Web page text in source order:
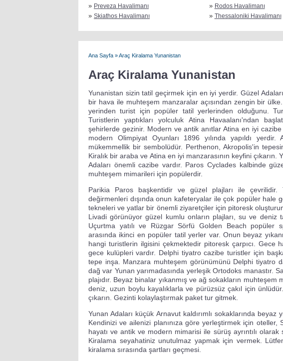
» Preveza Havalimanı » Rodos Havalimanı
» Skiathos Havalimanı » Thessaloniki Havalimanı
Ana Sayfa »Araç Kiralama Yunanistan
Araç Kiralama Yunanistan
Yunanistan sizin tatil geçirmek için en iyi yerdir. Güzel
bir hava ile muhteşem manzaralar açısından zengin bir
yerinden turist için popüler tatil yerlerinden olduğunu.
Turistlerin yaptıkları yolculuk Atina Havaalanı'ndan
şehirlerde gezinir. Modern ve antik anıtlar Atina en iyi
modern Olimpiyat Oyunları 1896 yılında yapıldı
mükemmellik bir sembolüdür. Perthenon, Akropolis'in
Kiralık bir araba ve Atina en iyi manzarasının keyfini
Adaları önemli cazibe vardır. Paros Cyclades kalbinde
muhteşem mimarileri için popülerdir.
Parikia Paros başkentidir ve güzel plajları ile
değirmenleri dışında onun kafeteryalar ile çok popüler hale
tekneleri ve yatlar bir önemli ziyaretçiler için pitoresk
Livadi görünüyor güzel kumlu onların plajları, su ve deniz
Uçurtma yatılı ve Rüzgar Sörfü Golden Beach popüler
arasında ikinci en popüler tatil yerler var. Onun beyaz
hangi turistlerin ilgisini çekmektedir pitoresk çarpıcı. Gece
gece kulüpleri vardır. Delphi tiyatro cazibe turistler için
tepe inşa. Manzara muhteşem görünümünü Delphi tiyatro
dağ var Yunan yarımadasında yerleşik Ortodoks manastır.
plajıdır. Beyaz binalar yıkanmış ve ağ sokakların
deniz, uzun boylu kayalıklarla ve pürüzsüz çakıl için
çıkarın. Gezinti kolaylaştırmak paket tur gitmek.
Yunan Adaları küçük Arnavut kaldırımlı sokaklarında beyaz
Kendinizi ve ailenizi planınıza göre yerleştirmek için oteller,
hayatı ve antik ve modern mimarisi ile sürüş ayrıntılı olarak
Kiralama seyahatiniz unutulmaz yapmak için vermek.
kiralama sırasında şartları geçmesi.